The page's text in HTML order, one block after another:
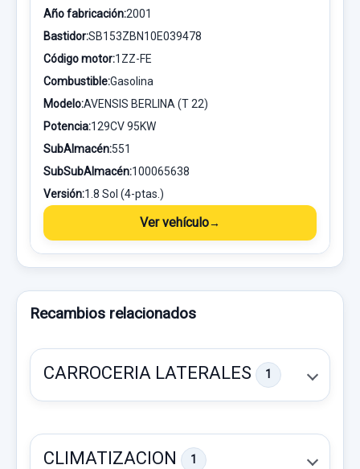
Año fabricación:2001
Bastidor:SB153ZBN10E039478
Código motor:1ZZ-FE
Combustible:Gasolina
Modelo:AVENSIS BERLINA (T 22)
Potencia:129CV 95KW
SubAlmacén:551
SubSubAlmacén:100065638
Versión:1.8 Sol (4-ptas.)
Ver vehículo
Recambios relacionados
CARROCERIA LATERALES 1
CLIMATIZACION 1